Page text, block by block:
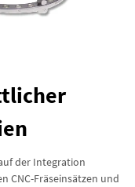
der Integration
CNC-Fräseinsätzen und